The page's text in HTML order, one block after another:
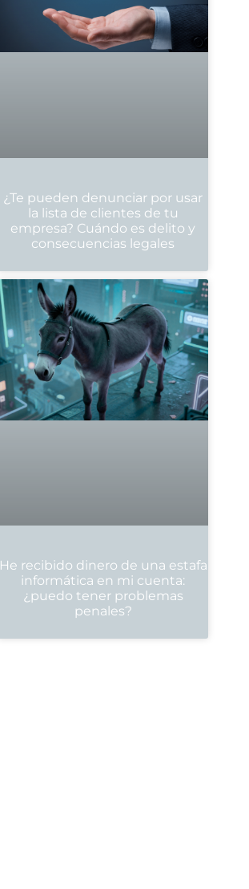
¿Te pueden denunciar por usar
la lista de clientes de tu
empresa? Cuándo es delito y
consecuencias legales
He recibido dinero de una estafa
informática en mi cuenta:
¿puedo tener problemas
penales?